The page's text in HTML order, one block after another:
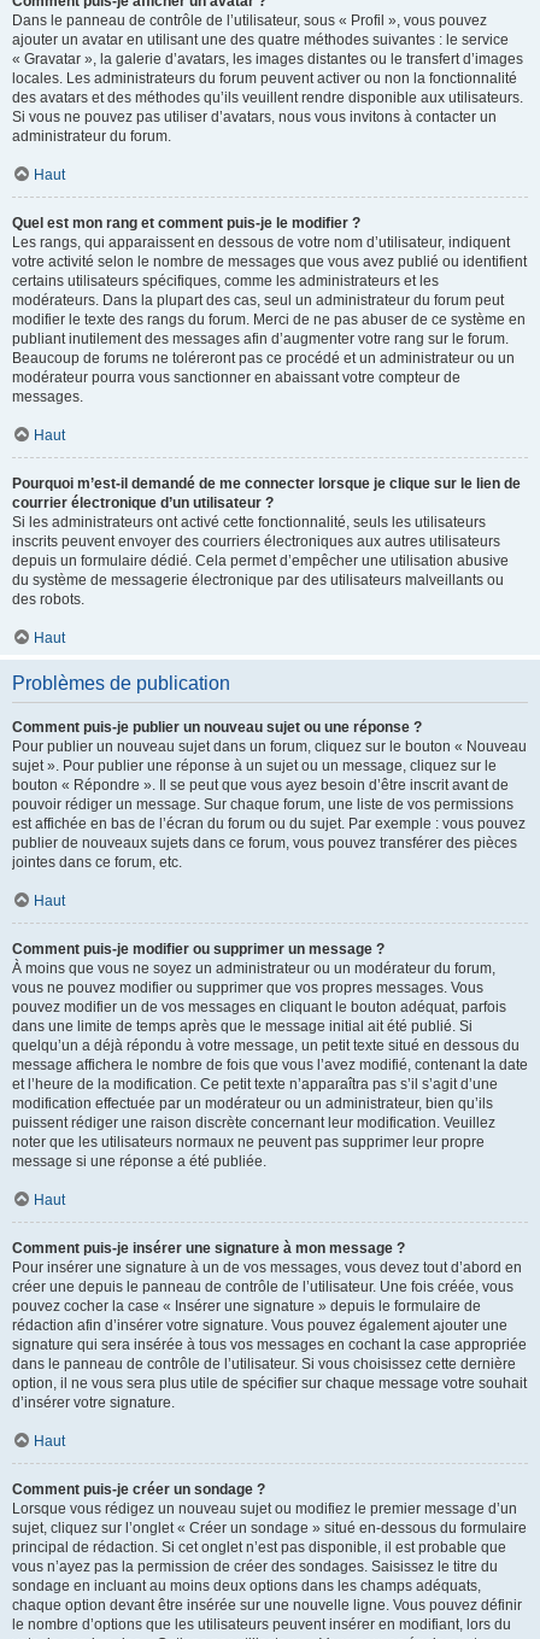
Dans le panneau de contrôle de l’utilisateur, sous « Profil », vous pouvez
ajouter un avatar en utilisant une des quatre méthodes suivantes : le service
« Gravatar », la galerie d’avatars, les images distantes ou le transfert d’images
locales. Les administrateurs du forum peuvent activer ou non la fonctionnalité
des avatars et des méthodes qu’ils veuillent rendre disponible aux utilisateurs.
Si vous ne pouvez pas utiliser d’avatars, nous vous invitons à contacter un
administrateur du forum.
Haut
Quel est mon rang et comment puis-je le modifier ?
Les rangs, qui apparaissent en dessous de votre nom d’utilisateur, indiquent
votre activité selon le nombre de messages que vous avez publié ou identifient
certains utilisateurs spécifiques, comme les administrateurs et les
modérateurs. Dans la plupart des cas, seul un administrateur du forum peut
modifier le texte des rangs du forum. Merci de ne pas abuser de ce système en
publiant inutilement des messages afin d’augmenter votre rang sur le forum.
Beaucoup de forums ne toléreront pas ce procédé et un administrateur ou un
modérateur pourra vous sanctionner en abaissant votre compteur de
messages.
Haut
Pourquoi m’est-il demandé de me connecter lorsque je clique sur le lien de
courrier électronique d’un utilisateur ?
Si les administrateurs ont activé cette fonctionnalité, seuls les utilisateurs
inscrits peuvent envoyer des courriers électroniques aux autres utilisateurs
depuis un formulaire dédié. Cela permet d’empêcher une utilisation abusive
du système de messagerie électronique par des utilisateurs malveillants ou
des robots.
Haut
Problèmes de publication
Comment puis-je publier un nouveau sujet ou une réponse ?
Pour publier un nouveau sujet dans un forum, cliquez sur le bouton « Nouveau
sujet ». Pour publier une réponse à un sujet ou un message, cliquez sur le
bouton « Répondre ». Il se peut que vous ayez besoin d’être inscrit avant de
pouvoir rédiger un message. Sur chaque forum, une liste de vos permissions
est affichée en bas de l’écran du forum ou du sujet. Par exemple : vous pouvez
publier de nouveaux sujets dans ce forum, vous pouvez transférer des pièces
jointes dans ce forum, etc.
Haut
Comment puis-je modifier ou supprimer un message ?
À moins que vous ne soyez un administrateur ou un modérateur du forum,
vous ne pouvez modifier ou supprimer que vos propres messages. Vous
pouvez modifier un de vos messages en cliquant le bouton adéquat, parfois
dans une limite de temps après que le message initial ait été publié. Si
quelqu’un a déjà répondu à votre message, un petit texte situé en dessous du
message affichera le nombre de fois que vous l’avez modifié, contenant la date
et l’heure de la modification. Ce petit texte n’apparaîtra pas s’il s’agit d’une
modification effectuée par un modérateur ou un administrateur, bien qu’ils
puissent rédiger une raison discrète concernant leur modification. Veuillez
noter que les utilisateurs normaux ne peuvent pas supprimer leur propre
message si une réponse a été publiée.
Haut
Comment puis-je insérer une signature à mon message ?
Pour insérer une signature à un de vos messages, vous devez tout d’abord en
créer une depuis le panneau de contrôle de l’utilisateur. Une fois créée, vous
pouvez cocher la case « Insérer une signature » depuis le formulaire de
rédaction afin d’insérer votre signature. Vous pouvez également ajouter une
signature qui sera insérée à tous vos messages en cochant la case appropriée
dans le panneau de contrôle de l’utilisateur. Si vous choisissez cette dernière
option, il ne vous sera plus utile de spécifier sur chaque message votre souhait
d’insérer votre signature.
Haut
Comment puis-je créer un sondage ?
Lorsque vous rédigez un nouveau sujet ou modifiez le premier message d’un
sujet, cliquez sur l’onglet « Créer un sondage » situé en-dessous du formulaire
principal de rédaction. Si cet onglet n’est pas disponible, il est probable que
vous n’ayez pas la permission de créer des sondages. Saisissez le titre du
sondage en incluant au moins deux options dans les champs adéquats,
chaque option devant être insérée sur une nouvelle ligne. Vous pouvez définir
le nombre d’options que les utilisateurs peuvent insérer en modifiant, lors du